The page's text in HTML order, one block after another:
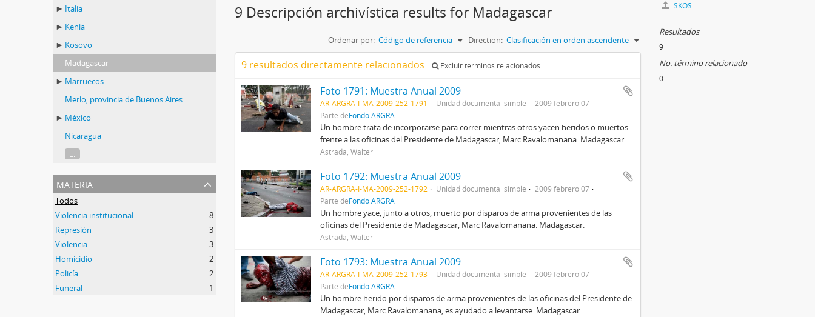
Italia
Kenia
Kosovo
Madagascar
Marruecos
Merlo, provincia de Buenos Aires
México
Nicaragua
...
materia
Todos
Violencia institucional
8
Represión
3
Violencia
3
Homicidio
2
Policía
2
Funeral
1
9 Descripción archivística results for Madagascar
Ordenar por: Código de referencia Direction: Clasificación en orden ascendente
9 resultados directamente relacionados Excluir términos relacionados
Foto 1791: Muestra Anual 2009
AR-ARGRA-I-MA-2009-252-1791 Unidad documental simple
2009 febrero 07
Parte deFondo ARGRA
Un hombre trata de incorporarse para correr mientras otros yacen heridos o muertos
frente a las oficinas del Presidente de Madagascar, Marc Ravalomanana. Madagascar.
Astrada, Walter
Foto 1792: Muestra Anual 2009
AR-ARGRA-I-MA-2009-252-1792 Unidad documental simple
2009 febrero 07
Parte deFondo ARGRA
Un hombre yace, junto a otros, muerto por disparos de arma provenientes de las
oficinas del Presidente de Madagascar, Marc Ravalomanana. Madagascar.
Astrada, Walter
Foto 1793: Muestra Anual 2009
AR-ARGRA-I-MA-2009-252-1793 Unidad documental simple
2009 febrero 07
Parte deFondo ARGRA
Un hombre herido por disparos de arma provenientes de las oficinas del Presidente de
Madagascar, Marc Ravalomanana, es ayudado a levantarse. Madagascar.
SKOS
Resultados
9
No. término relacionado
0